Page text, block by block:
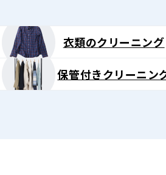
衣類のクリーニング
保管付きクリーニン